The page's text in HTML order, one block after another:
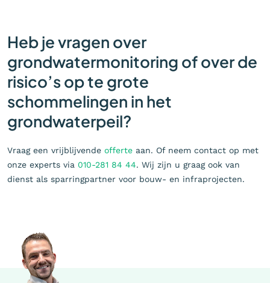
Heb je vragen over
grondwatermonitoring of over de
risico’s op te grote
schommelingen in het
grondwaterpeil?
Vraag een vrijblijvende offerte aan. Of neem contact op met
onze experts via 010-281 84 44. Wij zijn u graag ook van
dienst als sparringpartner voor bouw- en infraprojecten.